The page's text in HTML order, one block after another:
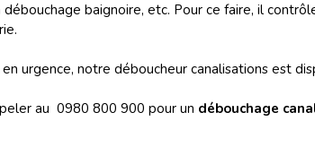
débouchage baignoire, etc. Pour ce faire, il
urgence, notre déboucheur canalisations est
au 0980 800 900 pour un débouchage